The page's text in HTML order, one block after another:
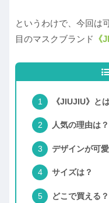
というわけで、今回は
目のマスクブランド 《
《JIUJIU》と
人気の理由は？
デザインが可
サイズは？
どこで買える？